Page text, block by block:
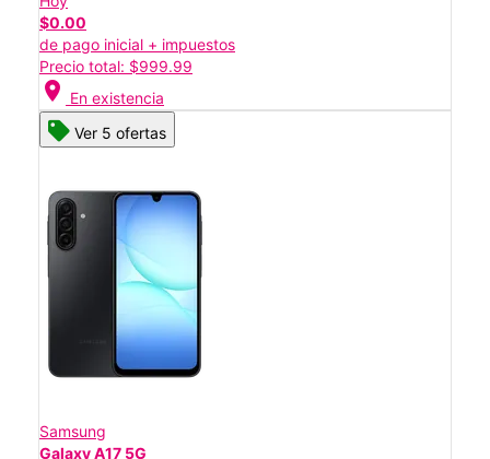
$0.00
de pago inicial + impuestos
Precio total: $999.99
location_on En existencia
Ver 5 ofertas
Samsung
Galaxy A17 5G